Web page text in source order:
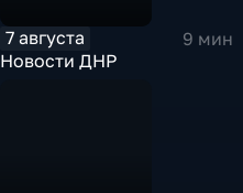
7 августа
9 мин
Новости ДНР